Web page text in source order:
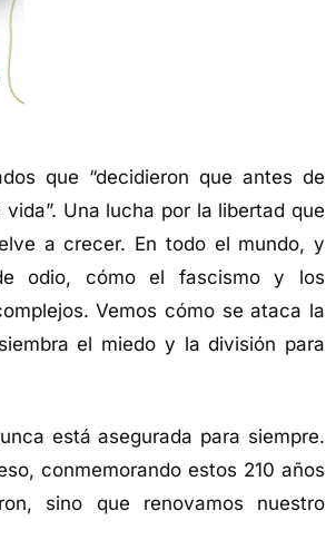
que “decidieron que antes de
Una lucha por la libertad que
a crecer. En todo el mundo, y
odio, cómo el fascismo y los
Vemos cómo se ataca la
el miedo y la división para
está asegurada para siempre.
conmemorando estos 210 años
sino que renovamos nuestro